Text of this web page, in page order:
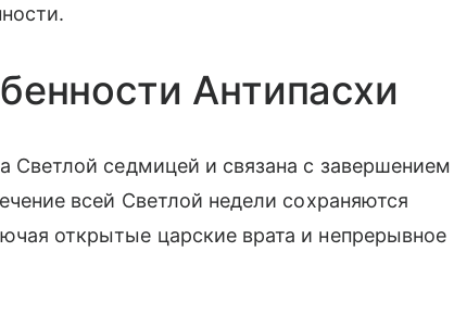
Антипасхи
Светлой седмицей и связана с завершением
всей Светлой недели сохраняются
открытые царские врата и непрерывное